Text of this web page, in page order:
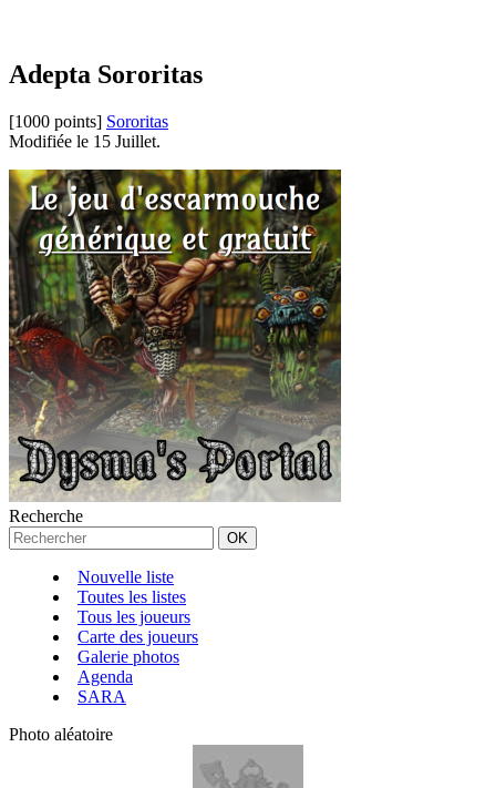
Adepta Sororitas
[1000 points] Sororitas
Modifiée le 15 Juillet.
Recherche
Nouvelle liste
Toutes les listes
Tous les joueurs
Carte des joueurs
Galerie photos
Agenda
SARA
Photo aléatoire